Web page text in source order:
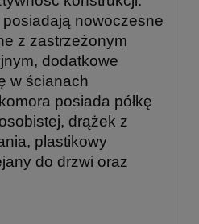
nowoczesne
z zastrzeżonym
dodatkowe
w ścianach
posiada półkę
drążek z
plastikowy
do drzwi oraz